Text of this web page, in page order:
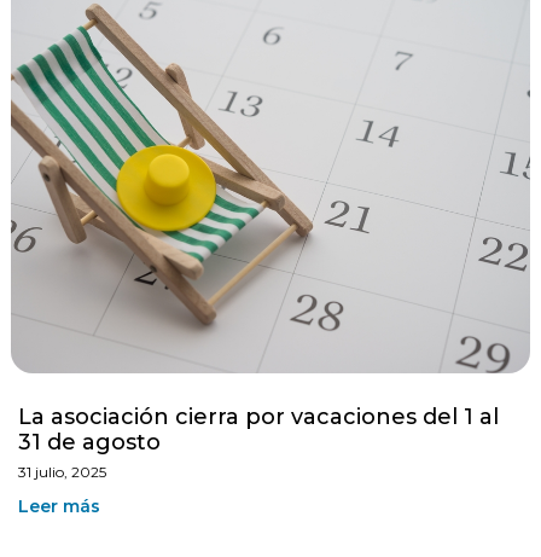
La asociación cierra por vacaciones del 1 al
31 de agosto
31 julio, 2025
Leer más